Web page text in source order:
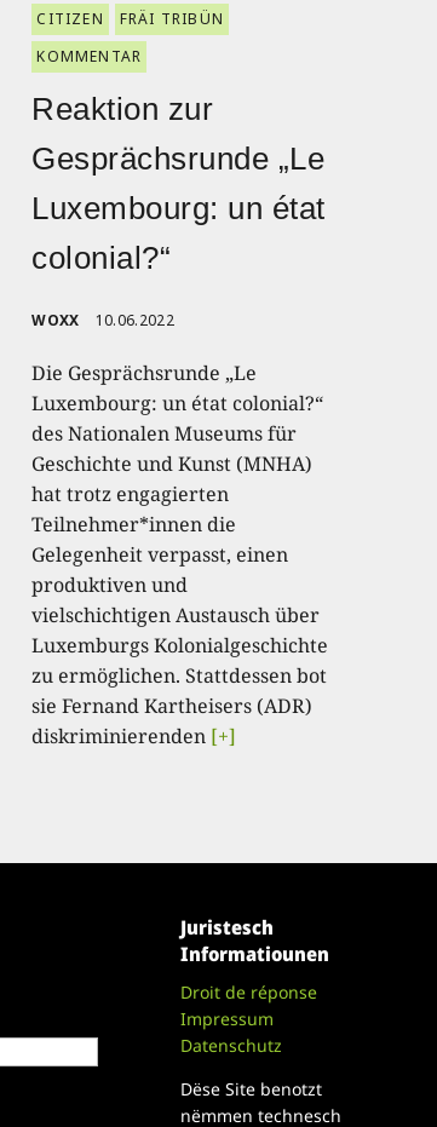
CITIZEN
FRÄI TRIBÜN
KOMMENTAR
Reaktion zur
Gesprächsrunde „Le
Luxembourg: un état
colonial?“
WOXX 10.06.2022
Die Gesprächsrunde „Le
Luxembourg: un état colonial?“
des Nationalen Museums für
Geschichte und Kunst (MNHA)
hat trotz engagierten
Teilnehmer*innen die
Gelegenheit verpasst, einen
produktiven und
vielschichtigen Austausch über
Luxemburgs Kolonialgeschichte
zu ermöglichen. Stattdessen bot
sie Fernand Kartheisers (ADR)
diskriminierenden [+]
Juristesch
Informatiounen
Droit de réponse
Impressum
Datenschutz
Dëse Site benotzt
nëmmen technesch